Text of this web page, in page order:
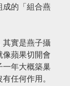
成的「組合燕
其實是燕子攝
像蘋果切開會
一年大概築巢
任何作用。